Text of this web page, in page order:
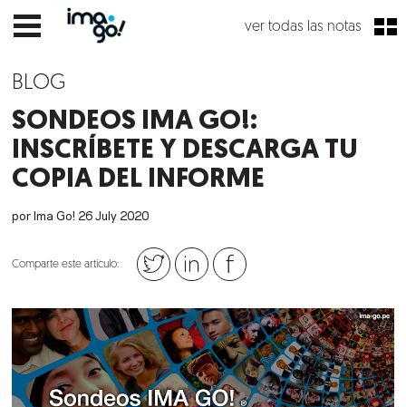
ver todas las notas
BLOG
SONDEOS IMA GO!:
INSCRÍBETE Y DESCARGA TU
COPIA DEL INFORME
por Ima Go! 26 July 2020
Comparte este artículo: